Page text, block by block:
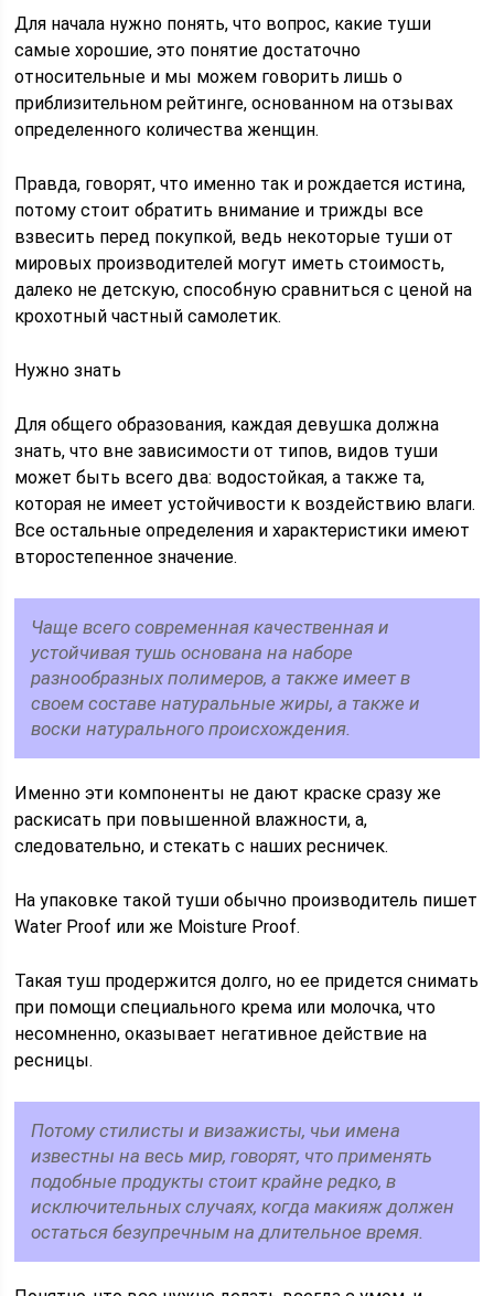
Для начала нужно понять, что вопрос, какие туши
самые хорошие, это понятие достаточно
относительные и мы можем говорить лишь о
приблизительном рейтинге, основанном на отзывах
определенного количества женщин.
Правда, говорят, что именно так и рождается истина,
потому стоит обратить внимание и трижды все
взвесить перед покупкой, ведь некоторые туши от
мировых производителей могут иметь стоимость,
далеко не детскую, способную сравниться с ценой на
крохотный частный самолетик.
Нужно знать
Для общего образования, каждая девушка должна
знать, что вне зависимости от типов, видов туши
может быть всего два: водостойкая, а также та,
которая не имеет устойчивости к воздействию влаги.
Все остальные определения и характеристики имеют
второстепенное значение.
Чаще всего современная качественная и
устойчивая тушь основана на наборе
разнообразных полимеров, а также имеет в
своем составе натуральные жиры, а также и
воски натурального происхождения.
Именно эти компоненты не дают краске сразу же
раскисать при повышенной влажности, а,
следовательно, и стекать с наших ресничек.
На упаковке такой туши обычно производитель пишет
Water Proof или же Moisture Proof.
Такая туш продержится долго, но ее придется снимать
при помощи специального крема или молочка, что
несомненно, оказывает негативное действие на
ресницы.
Потому стилисты и визажисты, чьи имена
известны на весь мир, говорят, что применять
подобные продукты стоит крайне редко, в
исключительных случаях, когда макияж должен
остаться безупречным на длительное время.